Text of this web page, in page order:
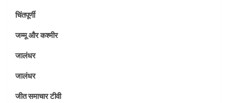
चिंतपूर्णी
जम्मू और कश्मीर
जालंधर
जालंधर
जीत समाचार टीवी